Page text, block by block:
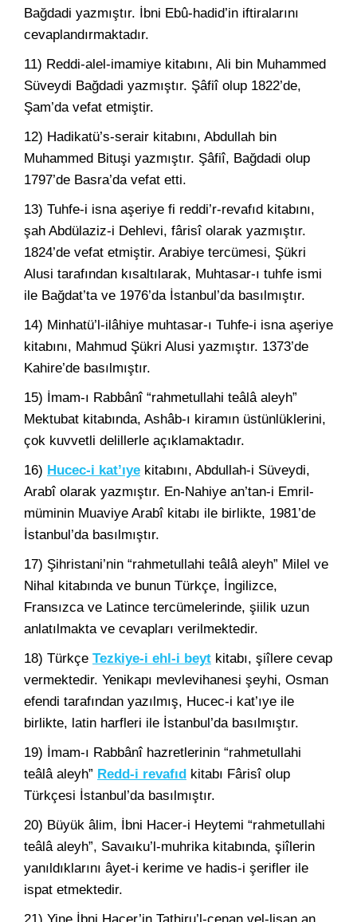
Bağdadi yazmıştır. İbni Ebû-hadid’in iftiralarını
cevaplandırmaktadır.
11) Reddi-alel-imamiye kitabını, Ali bin Muhammed
Süveydi Bağdadi yazmıştır. Şâfiî olup 1822’de,
Şam’da vefat etmiştir.
12) Hadikatü’s-serair kitabını, Abdullah bin
Muhammed Bituşi yazmıştır. Şâfiî, Bağdadi olup
1797’de Basra’da vefat etti.
13) Tuhfe-i isna aşeriye fi reddi’r-revafıd kitabını,
şah Abdülaziz-i Dehlevi, fârisî olarak yazmıştır.
1824’de vefat etmiştir. Arabiye tercümesi, Şükri
Alusi tarafından kısaltılarak, Muhtasar-ı tuhfe ismi
ile Bağdat’ta ve 1976’da İstanbul’da basılmıştır.
14) Minhatü’l-ilâhiye muhtasar-ı Tuhfe-i isna aşeriye
kitabını, Mahmud Şükri Alusi yazmıştır. 1373’de
Kahire’de basılmıştır.
15) İmam-ı Rabbânî “rahmetullahi teâlâ aleyh”
Mektubat kitabında, Ashâb-ı kiramın üstünlüklerini,
çok kuvvetli delillerle açıklamaktadır.
16) Hucec-i kat’ıye kitabını, Abdullah-i Süveydi,
Arabî olarak yazmıştır. En-Nahiye an’tan-i Emril-
müminin Muaviye Arabî kitabı ile birlikte, 1981’de
İstanbul’da basılmıştır.
17) Şihristani’nin “rahmetullahi teâlâ aleyh” Milel ve
Nihal kitabında ve bunun Türkçe, İngilizce,
Fransızca ve Latince tercümelerinde, şiilik uzun
anlatılmakta ve cevapları verilmektedir.
18) Türkçe Tezkiye-i ehl-i beyt kitabı, şiîlere cevap
vermektedir. Yenikapı mevlevihanesi şeyhi, Osman
efendi tarafından yazılmış, Hucec-i kat’ıye ile
birlikte, latin harfleri ile İstanbul’da basılmıştır.
19) İmam-ı Rabbânî hazretlerinin “rahmetullahi
teâlâ aleyh” Redd-i revafıd kitabı Fârisî olup
Türkçesi İstanbul’da basılmıştır.
20) Büyük âlim, İbni Hacer-i Heytemi “rahmetullahi
teâlâ aleyh”, Savaıku’l-muhrika kitabında, şiîlerin
yanıldıklarını âyet-i kerime ve hadis-i şerifler ile
ispat etmektedir.